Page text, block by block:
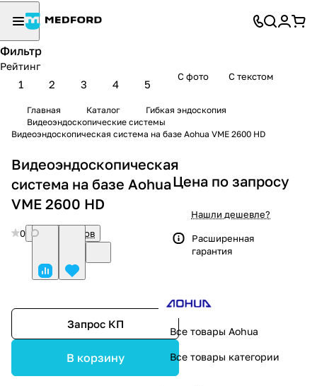
Фильтр
Рейтинг
1 2 3 4 5
С фото С текстом
Главная Каталог
Гибкая эндоскопия
Видеоэндоскопические системы
Видеоэндоскопическая система на базе Aohua VME 2600 HD
Видеоэндоскопическая
система на базе Aohua
VME 2600 HD
0 Нет отзывов
Запрос КП
В корзину
Цена по запросу
Нашли дешевле?
Расширенная
гарантия
Все товары Aohua
Все товары категории